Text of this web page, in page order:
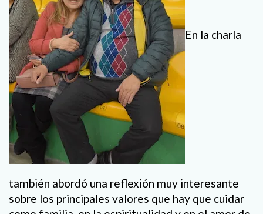
En la charla
también abordó una reflexión muy interesante
sobre los principales valores que hay que cuidar